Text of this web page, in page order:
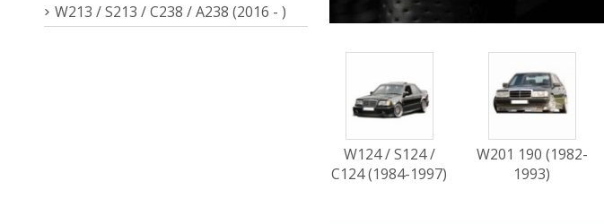
W124 / S124 /
C124 (1984-1997)
W201 190 (1982-
1993)
W213 / S213 / C238 / A238 (2016 - )